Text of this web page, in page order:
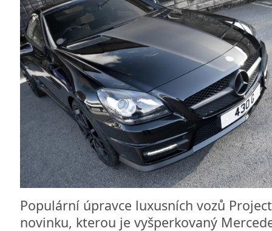
Populární úpravce luxusních vozů
novinku, kterou je vyšperkovaný